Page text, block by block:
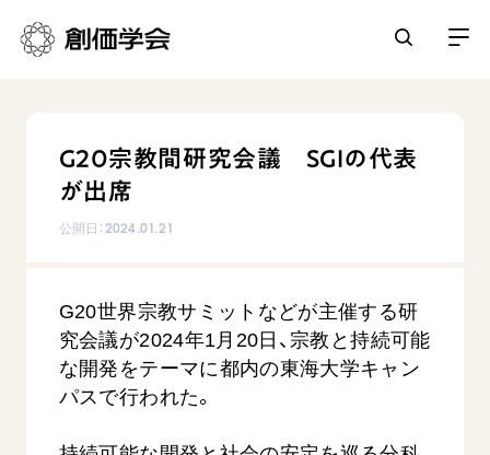
人間革命
日蓮大聖人の仏法（教学入門）
釈尊～法華経
日常の活動
座談会
仏法を学ぶ
仏法を語る
「平和の文化」を構築
核兵器の廃絶に向け連帯を拡大
「人権文化」「ジェンダー平等」を促進
世界の創価学会
各国ウェブサイト
基本情報
創価学会 会憲
G20宗教間研究会議 SGIの代表
が出席
公開日：2024.01.21
G20世界宗教サミットなどが主催する研
究会議が2024年1月20日、宗教と持続可能
な開発をテーマに都内の東海大学キャン
パスで行われた。